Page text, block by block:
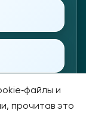
и
прочитав это